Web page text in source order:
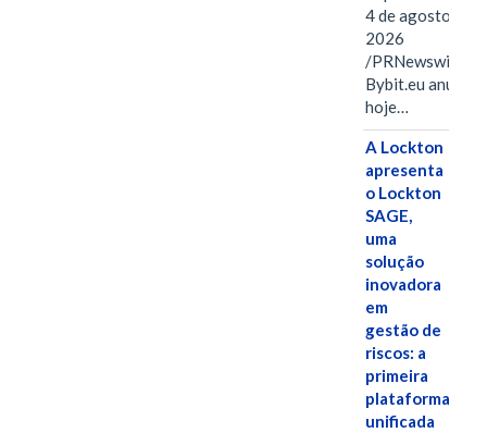
4 de agosto de
2026
/PRNewswire/
Bybit.eu
hoje…
A Lockton
apresenta
o Lockton
SAGE,
uma
solução
inovadora
em
gestão de
riscos: a
primeira
plataforma
unificada